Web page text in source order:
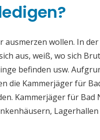
wollen. In
aus, weiß, wo sich
befinden usw.
die Kammerjäger für
Kammerjäger für Bad
Lagerhallen